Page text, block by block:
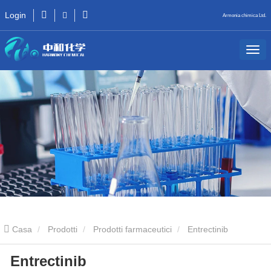
Login Armonia chimica Ltd.
Casa Prodotti Prodotti farmaceutici Entrectinib
Entrectinib